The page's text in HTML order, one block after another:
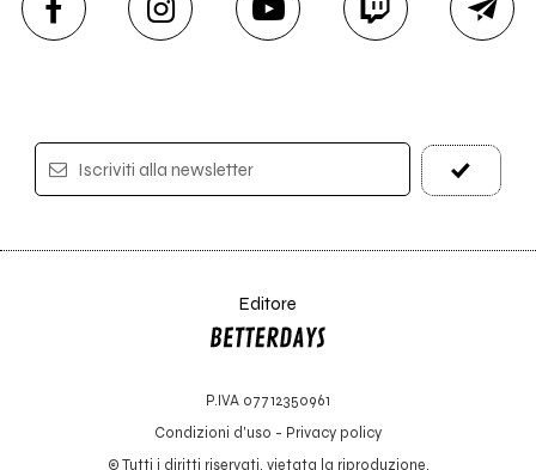
Iscriviti alla newsletter
Editore
P.IVA 07712350961
Condizioni d'uso - Privacy policy
© Tutti i diritti riservati, vietata la riproduzione.